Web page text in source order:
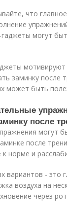
что
могут
мотивируют
заминку после
может быть
после
могут
после
к норме и
вариантов - это
воздуха на
через